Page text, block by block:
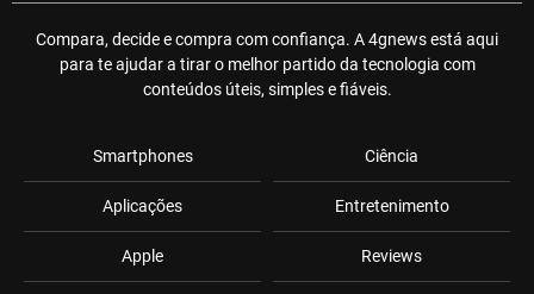
Compara, decide e compra com confiança. A 4gnews está aqui
para te ajudar a tirar o melhor partido da tecnologia com
conteúdos úteis, simples e fiáveis.
Smartphones
Aplicações
Apple
Ciência
Entretenimento
Reviews